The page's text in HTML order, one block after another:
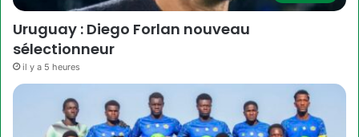
Uruguay : Diego Forlan nouveau
sélectionneur
il y a 5 heures